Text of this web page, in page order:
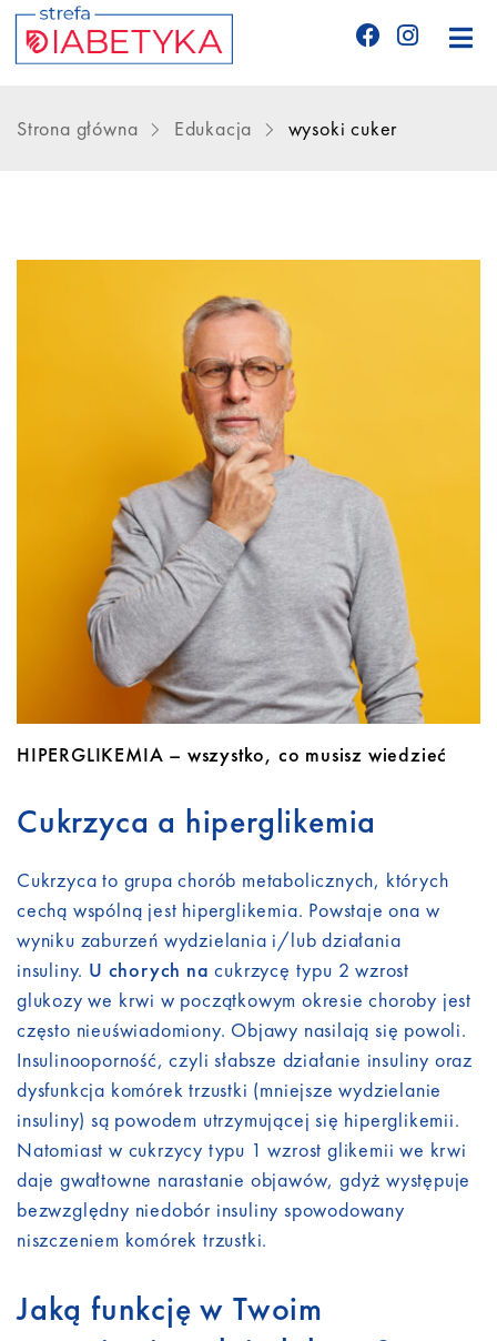
Glukometry
Niezbędnik cukrzyka
Wyznania diabetyka
Do pobrania
Kontakt
Strona główna Edukacja wysoki cuker
HIPERGLIKEMIA – wszystko, co musisz wiedzieć
Cukrzyca a hiperglikemia
Cukrzyca to grupa chorób metabolicznych, których
cechą wspólną jest hiperglikemia. Powstaje ona w
wyniku zaburzeń wydzielania i/lub działania
insuliny. U chorych nacukrzycę typu 2 wzrost
glukozy we krwi w początkowym okresie choroby jest
często nieuświadomiony. Objawy nasilają się powoli.
Insulinooporność, czyli słabsze działanie insuliny oraz
dysfunkcja komórek trzustki (mniejsze wydzielanie
insuliny) są powodem utrzymującej się hiperglikemii.
Natomiast w cukrzycy typu 1 wzrost glikemii we krwi
daje gwałtowne narastanie objawów, gdyż występuje
bezwzględny niedobór insuliny spowodowany
niszczeniem komórek trzustki.
Jaką funkcję w Twoim